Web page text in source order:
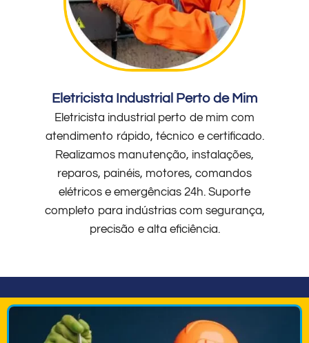
Eletricista Industrial Perto de Mim
Eletricista industrial perto de mim com
atendimento rápido, técnico e certificado.
Realizamos manutenção, instalações,
reparos, painéis, motores, comandos
elétricos e emergências 24h. Suporte
completo para indústrias com segurança,
precisão e alta eficiência.